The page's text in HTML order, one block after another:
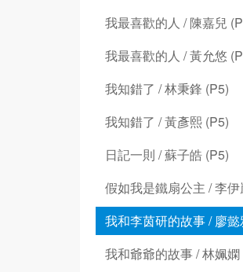
我最喜歡的人 / 陳嘉兒
我最喜歡的人 / 黃允悠
我知錯了 / 林秉鋒 (P5)
我知錯了 / 黃彥熙 (P5)
日記一則 / 蘇子皓 (P5)
假如我是鐵扇公主 / 李伊
我和李茵研的故事 / 廖懿
我和爺爺的故事 / 林姵嫻